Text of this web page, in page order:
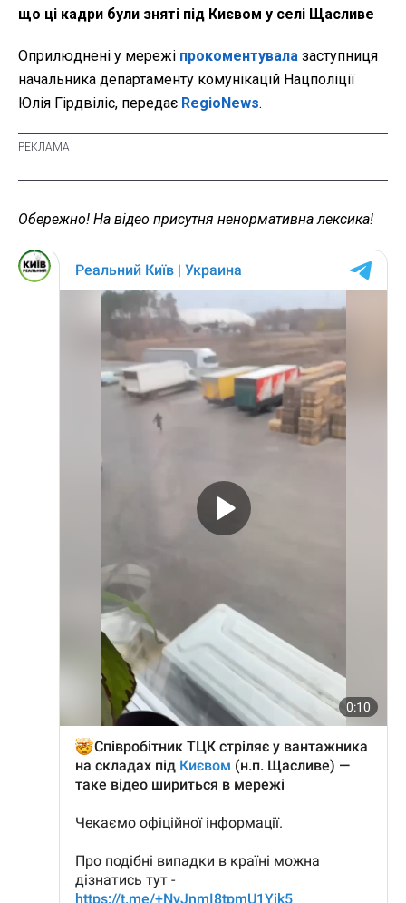
що ці кадри були зняті під Києвом у селі Щасливе
Оприлюднені у мережі прокоментувала заступниця
начальника департаменту комунікацій Нацполіції
Юлія Гірдвіліс, передає RegioNews.
Обережно! На відео присутня ненормативна лексика!